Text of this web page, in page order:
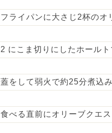
フライパンに大さじ2杯のオ
2 にこま切りにしたホール
蓋をして弱火で約25分煮込
食べる直前にオリーブクエス